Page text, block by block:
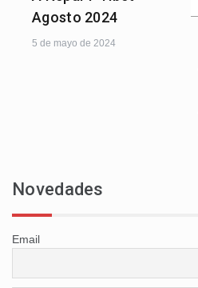
Agosto 2024
5 de mayo de 2024
Novedades
Email